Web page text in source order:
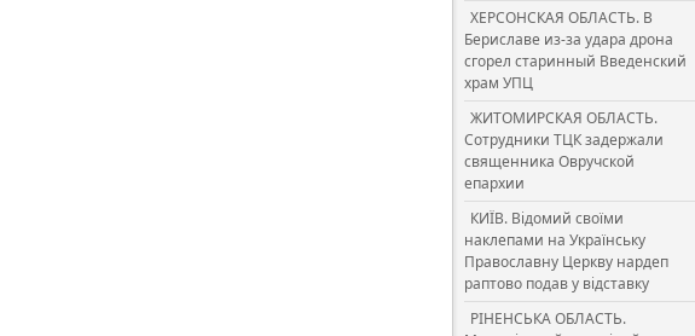
ХЕРСОНСКАЯ ОБЛАСТЬ. В
Бериславе из-за удара дрона
сгорел старинный Введенский
храм УПЦ
ЖИТОМИРСКАЯ ОБЛАСТЬ.
Сотрудники ТЦК задержали
священника Овручской
епархии
КИЇВ. Відомий своїми
наклепами на Українську
Православну Церкву нардеп
раптово подав у відставку
РІНЕНСЬКА ОБЛАСТЬ.